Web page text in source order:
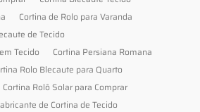
Cortina de Rolo para Varanda
de Tecido
Tecido
Cortina Persiana Romana
Rolo Blecaute para Quarto
Cortina Rolô Solar para Comprar
de Cortina de Tecido